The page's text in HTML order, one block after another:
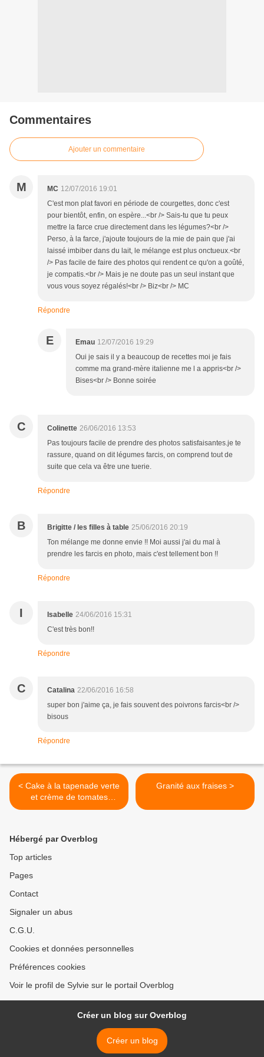
Commentaires
Ajouter un commentaire
M MC 12/07/2016 19:01
C'est mon plat favori en période de courgettes, donc c'est
pour bientôt, enfin, on espère...<br /> Sais-tu que tu peux
mettre la farce crue directement dans les légumes?<br />
Perso, à la farce, j'ajoute toujours de la mie de pain que j'ai
laissé imbiber dans du lait, le mélange est plus onctueux.<br
/> Pas facile de faire des photos qui rendent ce qu'on a goûté,
je compatis.<br /> Mais je ne doute pas un seul instant que
vous vous soyez régalés!<br /> Biz<br /> MC
Répondre
E Emau 12/07/2016 19:29
Oui je sais il y a beaucoup de recettes moi je fais
comme ma grand-mère italienne me l a appris<br />
Bises<br /> Bonne soirée
C Colinette 26/06/2016 13:53
Pas toujours facile de prendre des photos satisfaisantes.je te
rassure, quand on dit légumes farcis, on comprend tout de
suite que cela va être une tuerie.
Répondre
B Brigitte / les filles à table 25/06/2016 20:19
Ton mélange me donne envie !! Moi aussi j'ai du mal à
prendre les farcis en photo, mais c'est tellement bon !!
Répondre
I Isabelle 24/06/2016 15:31
C'est très bon!!
Répondre
C Catalina 22/06/2016 16:58
super bon j'aime ça, je fais souvent des poivrons farcis<br />
bisous
Répondre
< Cake à la tapenade verte
et crème de tomates
séchées
Granité aux fraises >
Hébergé par Overblog
Top articles
Pages
Contact
Signaler un abus
C.G.U.
Cookies et données personnelles
Préférences cookies
Voir le profil de Sylvie sur le portail Overblog
Créer un blog sur Overblog
Créer un blog